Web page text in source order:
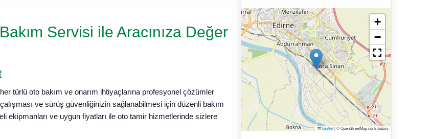
Servisi ile Aracınıza Değer
türlü oto bakım ve onarım ihtiyaçlarına profesyonel çözümler
ve sürüş güvenliğinizin sağlanabilmesi için düzenli bakım
ekipmanları ve uygun fiyatları ile oto tamir hizmetlerinde sizlere
+
−
Leaflet|© OpenStreetMap contributors